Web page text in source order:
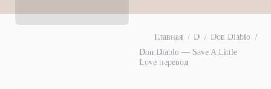
Главная D
Don Diablo
Don Diablo — Save A Little
Love перевод